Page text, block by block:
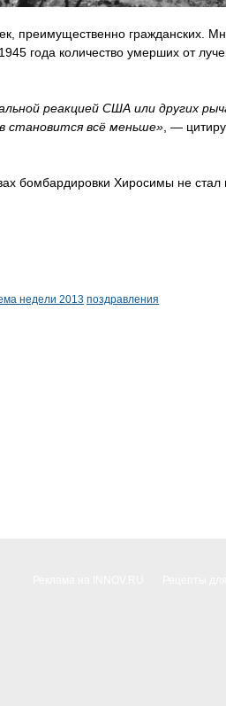
преимущественно гражданских.
года количество умерших от
реакцией США или других
становится всё меньше» , —
бомбардировки Хиросимы не стал
недели 2013 поздравления